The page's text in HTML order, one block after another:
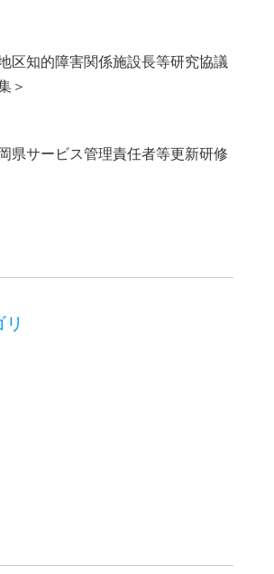
区知的障害関係施設長等研究協議
＞
県サービス管理責任者等更新研修
リ